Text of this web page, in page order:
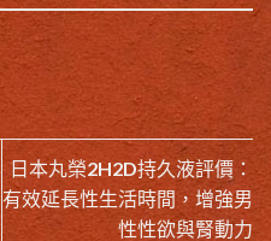
日本丸榮2H2D持久液評價：
有效延長性生活時間，增強男
性性欲與腎動力